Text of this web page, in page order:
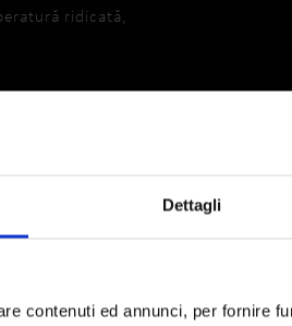
Dettagli
contenuti ed annunci, per fornire
ridicată,